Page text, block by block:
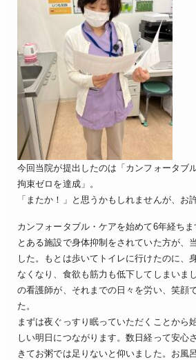
今回当院が提出したのは「カンフォータブ
拘束ゼロを達成」。
「またか！」と思うかもしれませんが、お
カンフォータブル・ケアを始めて6年経ちま
とある施設で身体抑制をされていた方が、
した。もとは歩いてトイレに行けたのに、
なくなり、食欲も筋力も低下してしまいま
の看護師が、それまでの日々を労い、笑顔
た。
まずは夜ぐっすり眠っていただくことから
しい明日につながります。数日経って安心
きてお粥では足りないと仰いました。お風